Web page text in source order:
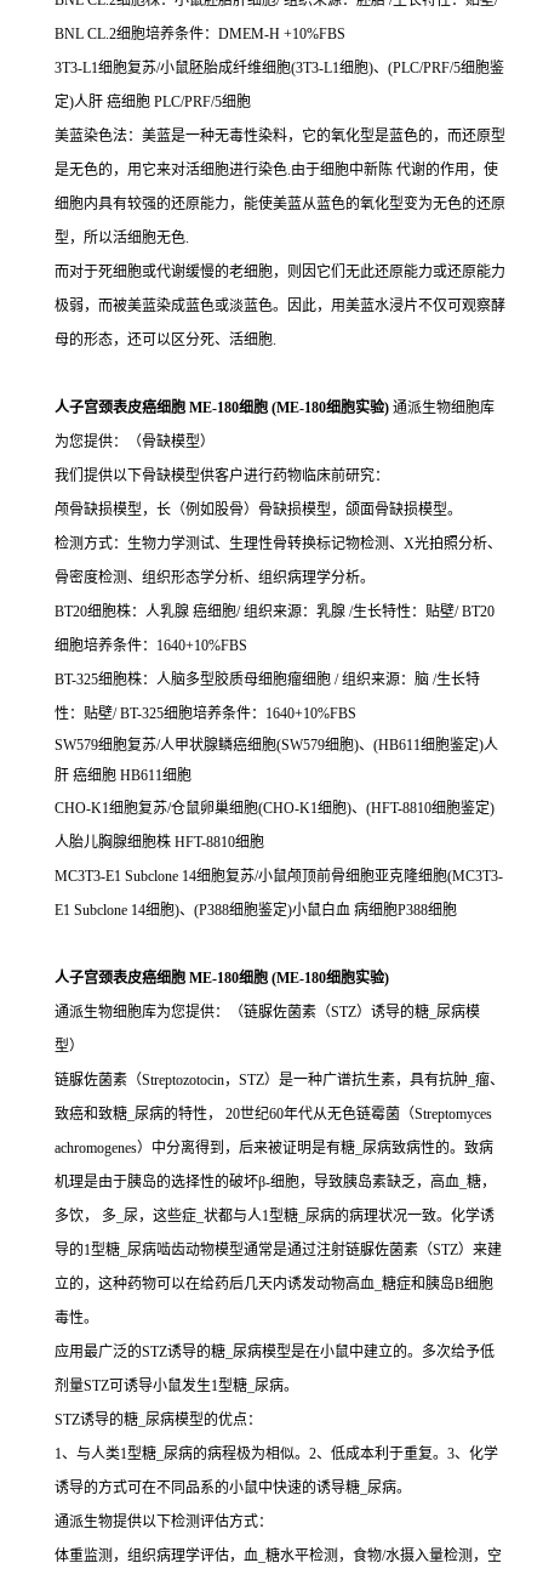
BNL CL.2细胞培养条件：DMEM-H +10%FBS
3T3-L1细胞复苏/小鼠胚胎成纤维细胞(3T3-L1细胞)、(PLC/PRF/5细胞鉴
定)人肝 癌细胞 PLC/PRF/5细胞
美蓝染色法：美蓝是一种无毒性染料，它的氧化型是蓝色的，而还原型
是无色的，用它来对活细胞进行染色.由于细胞中新陈 代谢的作用，使
细胞内具有较强的还原能力，能使美蓝从蓝色的氧化型变为无色的还原
型，所以活细胞无色.
而对于死细胞或代谢缓慢的老细胞，则因它们无此还原能力或还原能力
极弱，而被美蓝染成蓝色或淡蓝色。因此，用美蓝水浸片不仅可观察酵
母的形态，还可以区分死、活细胞.
人子宫颈表皮癌细胞 ME-180细胞 (ME-180细胞实验) 通派生物细胞库
为您提供：（骨缺模型）
我们提供以下骨缺模型供客户进行药物临床前研究：
颅骨缺损模型，长（例如股骨）骨缺损模型，颌面骨缺损模型。
检测方式：生物力学测试、生理性骨转换标记物检测、X光拍照分析、
骨密度检测、组织形态学分析、组织病理学分析。
BT20细胞株：人乳腺 癌细胞/ 组织来源：乳腺 /生长特性：贴壁/ BT20
细胞培养条件：1640+10%FBS
BT-325细胞株：人脑多型胶质母细胞瘤细胞 / 组织来源：脑 /生长特
性：贴壁/ BT-325细胞培养条件：1640+10%FBS
SW579细胞复苏/人甲状腺鳞癌细胞(SW579细胞)、(HB611细胞鉴定)人
肝 癌细胞 HB611细胞
CHO-K1细胞复苏/仓鼠卵巢细胞(CHO-K1细胞)、(HFT-8810细胞鉴定)
人胎儿胸腺细胞株 HFT-8810细胞
MC3T3-E1 Subclone 14细胞复苏/小鼠颅顶前骨细胞亚克隆细胞(MC3T3-
E1 Subclone 14细胞)、(P388细胞鉴定)小鼠白血 病细胞P388细胞
人子宫颈表皮癌细胞 ME-180细胞 (ME-180细胞实验)
通派生物细胞库为您提供：（链脲佐菌素（STZ）诱导的糖_尿病模
型）
链脲佐菌素（Streptozotocin，STZ）是一种广谱抗生素，具有抗肿_瘤、
致癌和致糖_尿病的特性， 20世纪60年代从无色链霉菌（Streptomyces
achromogenes）中分离得到，后来被证明是有糖_尿病致病性的。致病
机理是由于胰岛的选择性的破坏β-细胞，导致胰岛素缺乏，高血_糖，
多饮， 多_尿，这些症_状都与人1型糖_尿病的病理状况一致。化学诱
导的1型糖_尿病啮齿动物模型通常是通过注射链脲佐菌素（STZ）来建
立的，这种药物可以在给药后几天内诱发动物高血_糖症和胰岛B细胞
毒性。
应用最广泛的STZ诱导的糖_尿病模型是在小鼠中建立的。多次给予低
剂量STZ可诱导小鼠发生1型糖_尿病。
STZ诱导的糖_尿病模型的优点：
1、与人类1型糖_尿病的病程极为相似。2、低成本利于重复。3、化学
诱导的方式可在不同品系的小鼠中快速的诱导糖_尿病。
通派生物提供以下检测评估方式：
体重监测，组织病理学评估，血_糖水平检测，食物/水摄入量检测，空